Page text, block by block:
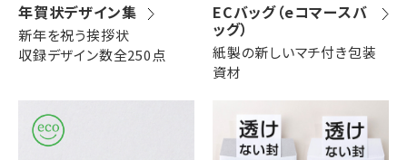
その他
プリンター
対応製品
Cuoretti
年賀状デザイン集
新年を祝う挨拶状
収録デザイン数全250点
ECバッグ（eコマースバ
ッグ）
紙製の新しいマチ付き包装
資材